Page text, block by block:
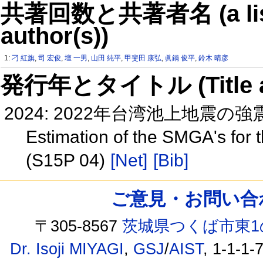
共著回数と共著者名 (a
author(s))
1:刁 紅旗,司 宏俊,壇 一男, 山田 純平,甲斐田 康弘, 眞鍋 俊平,鈴木 晴彦
発行年とタイトル
2024: 2022年台湾池上地震の
Estimation of the SMGA's for
(S15P 04) [Net] [Bib]
ご意見・お問い
〒305-8567茨城県つくば市東
Dr. Isoji MIYAGI, GSJ/AIST, 1-1-1-